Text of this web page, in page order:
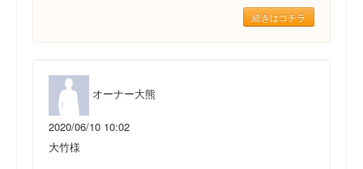
続きはコチラ
オーナー大熊
2020/06/10 10:02
大竹様